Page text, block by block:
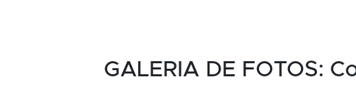
GALERIA DE FOTOS: